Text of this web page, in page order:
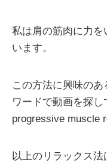
私は肩の筋肉に力を
います。
この方法に興味の
ワードで動画を探し
progressive muscle
以上のリラックス